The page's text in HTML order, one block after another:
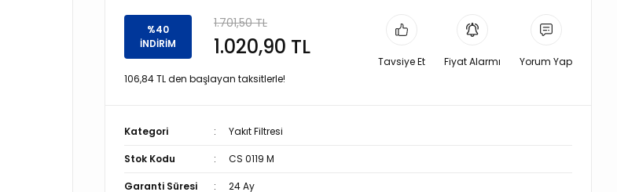
%40
İNDİRİM
1.701,50 TL
1.020,90 TL
106,84 TL den başlayan taksitlerle!
Tavsiye Et Fiyat Alarmı Yorum Yap
Kategori Yakıt Filtresi
Stok Kodu CS 0119 M
Garanti Süresi 24 Ay